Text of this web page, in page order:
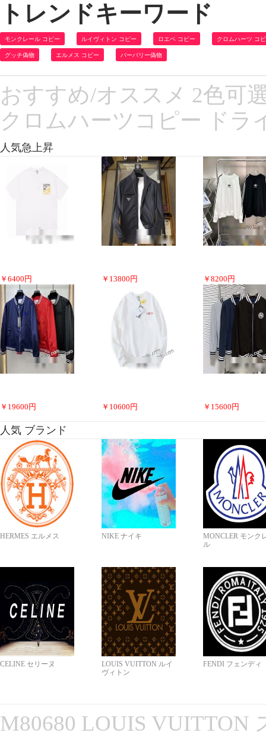
トレンドキーワード
モンクレール コピー ルイヴィトン コピー ロエベ コピー クロムハーツ コ
グッチ偽物 エルメス コピー バーバリー偽物
おすすめ/オススメ 2色可
クロムハーツコピー ドラ
人気急上昇
￥ 6400 円 ￥ 13800 円 ￥ 8200 円
￥ 19600 円 ￥ 10600 円 ￥ 15600 円
人気 ブランド
HERMES エルメス NIKE ナイキ
MONCLER モンク
ル
CELINE セリーヌ
LOUIS VUITTON ルイ
ヴィトン
FENDI フェンディ
M80680 LOUIS VUITTON